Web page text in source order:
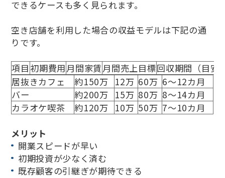
できるケースも多く見られます。
空き店舗を利用した場合の収益モデルは下記の通
りです。
項目 初期費用月間家賃月間売上目標回収期間（目安
居抜きカフェ
約150万 12万 60万 6～12カ月
バー
約200万 15万 80万 8～14カ月
カラオケ喫茶
約120万 10万 50万 7～10カ月
メリット
開業スピードが早い
初期投資が少なく済む
既存顧客の引継ぎが期待できる